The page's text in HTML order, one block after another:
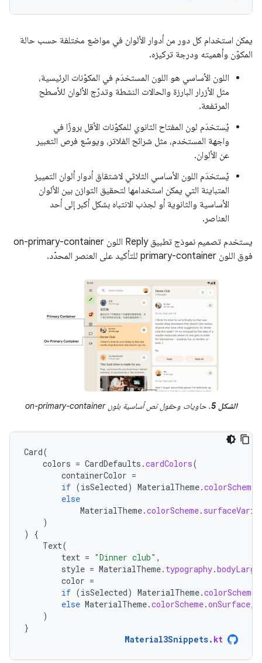
يمكن استخدام كل دور من أدوار الألوان في مواضع مختلفة حسب حالة
المكوّن وأهميته ودرجة تركيزه.
اللون الأساسي هو اللون المستخدَم في المكوّنات الرئيسية،
مثل الأزرار البارزة والحالات النشطة وتدرّج الألوان للأسطح
المرتفعة.
يُستخدَم لون المفتاح الثانوي للمكوّنات الأقل بروزًا في
واجهة المستخدم، مثل شرائح الفلاتر، ويوسّع فرص التعبير
عن الألوان.
يُستخدَم اللون الأساسي الثلاثي لاشتقاق أدوار ألوان التمييز
المتباينة التي يمكن استخدامها لتحقيق التوازن بين الألوان
الأساسية والثانوية أو لجذب الانتباه بشكل أكبر إلى أحد
العناصر.
يستخدم تصميم نموذج تطبيق Reply اللون on-primary-container
فوق اللون primary-container للتأكيد على العنصر المحدّد.
الشكل 5 . حاويات وحقول نص أساسية بلون on-primary-container
Card(
colors = CardDefaults .cardColors(
containerColor =
if (isSelected) MaterialTheme.colorScheme
else
MaterialTheme.colorScheme.
)
)
{
Text(
text = "Dinner club" ,
style = MaterialTheme. typography.bodyLarge
color =
if (isSelected) MaterialTheme.colorScheme
else MaterialTheme.colorScheme.onSurface,
)
}
Material3Snippets. kt